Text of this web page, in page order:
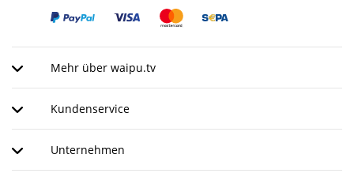
Mehr über waipu.tv
Kundenservice
Unternehmen